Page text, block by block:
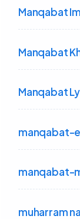
Manqabat
Manqabat
Manqabat
manqabat-
manqabat-
muharram